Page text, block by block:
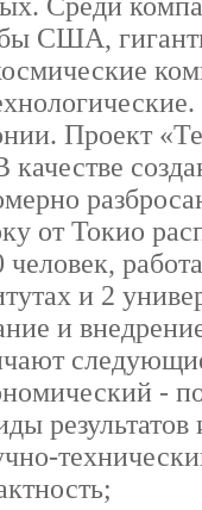
США,
Проект
качестве
от Токио
человек,
и 2
и
-